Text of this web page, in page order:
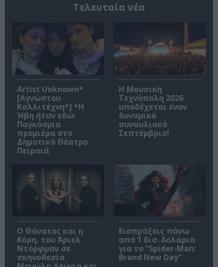
Τελευταία νέα
Artist Unknown*
[Αγνώστου
Καλλιτέχνη*] *Η
Ήβη ήταν εδώ:
Παγκόσμια
πρεμιέρα στο
Δημοτικό Θέατρο
Πειραιά
Η Μουσική
Τεχνόπολη 2026
υποδέχεται έναν
δυναμικό
συναυλιακό
Σεπτέμβριο!
Ο Θάνατος και η
Κόρη, του Άριελ
Ντόρφμαν σε
σκηνοθεσία
Εισπράξεις πάνω
από 1 δισ. δολάρια
για το “Spider-Man:
Brand New Day”